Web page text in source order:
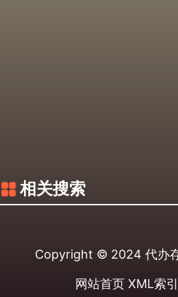
相关搜索
Copyright © 2024 代办
网站首页 XML索引